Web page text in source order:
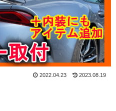
2022.04.23 2023.08.19